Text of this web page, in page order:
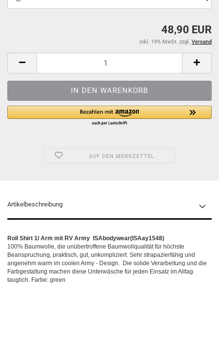
48,90 EUR
inkl. 19% MwSt. zzgl. Versand
AUF DEN MERKZETTEL
Artikelbeschreibung
Roll Shirt 1/ Arm mit RV Army ISAbodywear(ISAay1548)
100% Baumwolle, die unübertroffene Baumwollqualität für höchste
Beanspruchung, praktisch, gut, unkompliziert. Sehr strapazierfähig und
angenehm warm im coolen Army - Design. Die solide Verarbeitung und die
Farbgestaltung machen diese Unterwäsche für jeden Einsatz im Alltag
tauglich. Farbe: green